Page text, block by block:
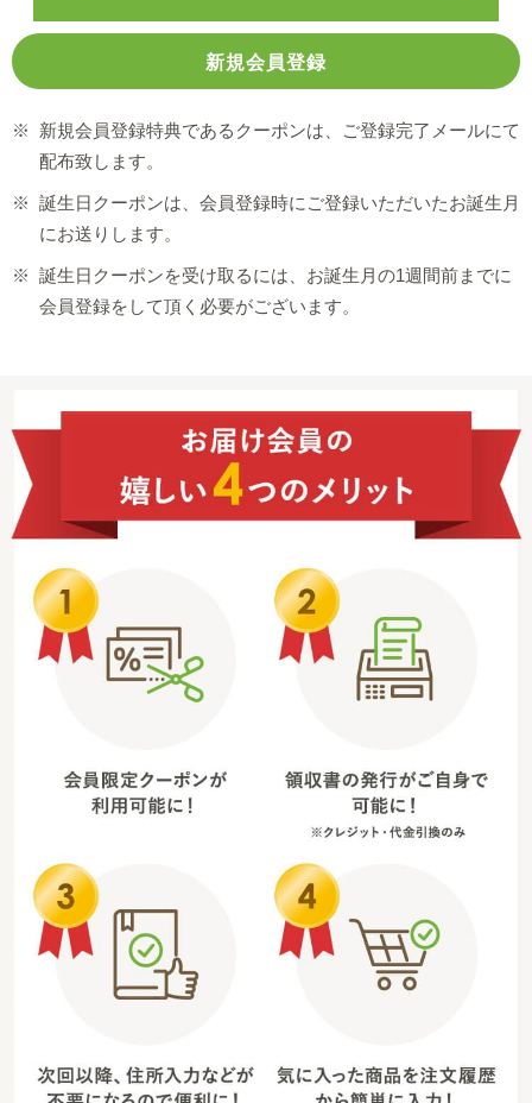
※
新規会員登録特典であるクーポンは、ご登録完了メールにて
配布致します。
※ 誕生日クーポンは、会員登録時にご登録いただいたお誕生月
にお送りします。
※ 誕生日クーポンを受け取るには、お誕生月の1週間前までに
会員登録をして頂く必要がございます。